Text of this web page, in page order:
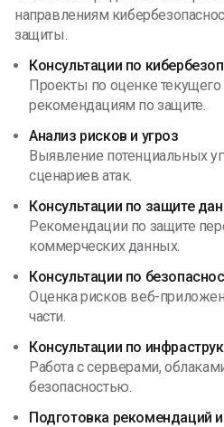
направлениям
защиты.
Консультации по
Проекты по оценке текущего
рекомендациям по защите.
Анализ рисков и угроз
Выявление потенциальных
сценариев атак.
Консультации по защите
Рекомендации по защите
коммерческих данных.
Консультации по
Оценка рисков веб-
части.
Консультации по
Работа с серверами,
безопасностью.
Подготовка рекомендаций